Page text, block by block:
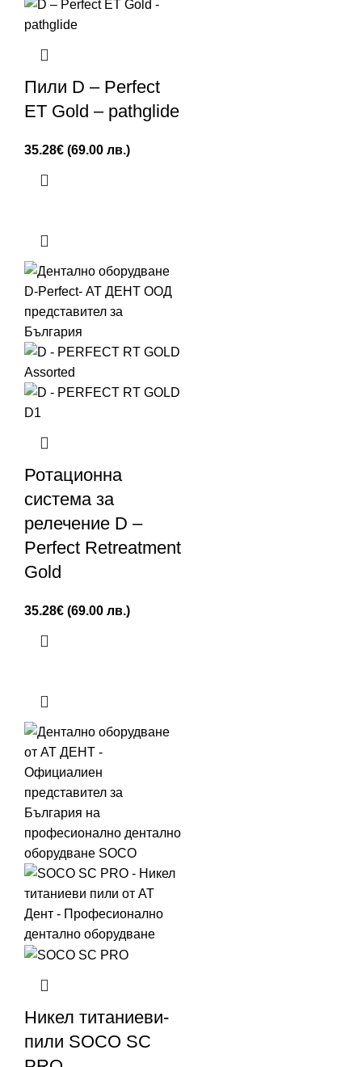
Пили D – Perfect
ET Gold – pathglide
35.28€ (69.00 лв.)
Ротационна
система за
релечение D –
Perfect Retreatment
Gold
35.28€ (69.00 лв.)
Никел титаниеви-
пили SOCO SC